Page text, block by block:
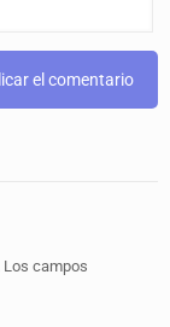
Los campos